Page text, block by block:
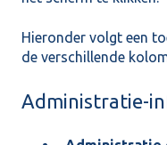
Hieronder volgt een
de verschillende
Administratie-